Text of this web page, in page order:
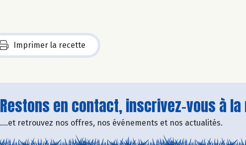
Imprimer la recette
Restons en contact, inscrivez-vous à
....et retrouvez nos offres, nos événements et nos actualités.